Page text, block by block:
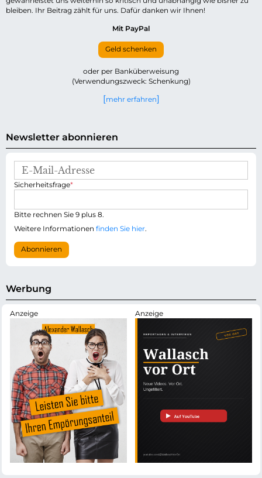
bleiben. Ihr Beitrag zählt für uns. Dafür danken wir Ihnen!
Mit PayPal
Geld schenken
oder per Banküberweisung
(Verwendungszweck: Schenkung)
mehr erfahren
Newsletter abonnieren
M
l
-
d
r
s
e
P
i
h
t
f
d
Sicherheitsfrage*
Bitte rechnen Sie 9 plus 8.
Weitere Informationen finden Sie hier.
Abonnieren
Werbung